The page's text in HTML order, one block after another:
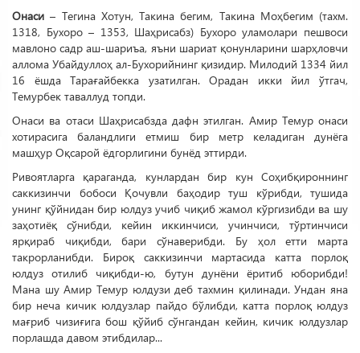
Онаси– Тегина Хотун, Такина бегим, Такина Моҳбегим (тахм.
1318, Бухоро – 1353, Шаҳрисабз) Бухоро уламолари пешвоси
мавлоно садр аш-шариъа, яъни шариат қонунларини шарҳловчи
аллома Убайдуллоҳ ал-Бухорийнинг қизидир. Милодий 1334 йил
16 ёшда Тарағайбекка узатилган. Орадан икки йил ўтгач,
Темурбек таваллуд топди.
Онаси ва отаси Шаҳрисабзда дафн этилган. Амир Темур онаси
хотирасига баландлиги етмиш бир метр келадиган дунёга
машҳур Оқсарой ёдгорлигини бунёд эттирди.
Ривоятларга қараганда, кунлардан бир кун Соҳибқироннинг
саккизинчи бобоси Қочувли баҳодир туш кўрибди, тушида
унинг қўйнидан бир юлдуз учиб чиқиб жамол кўргизибди ва шу
заҳотиёқ сўнибди, кейин иккинчиси, учинчиси, тўртинчиси
ярқираб чиқибди, бари сўнаверибди. Бу ҳол етти марта
такрорланибди. Бироқ саккизинчи мартасида катта порлоқ
юлдуз отилиб чиқибди-ю, бутун дунёни ёритиб юборибди!
Мана шу Амир Темур юлдузи деб тахмин қилинади. Ундан яна
бир неча кичик юлдузлар пайдо бўлибди, катта порлоқ юлдуз
мағриб чизиғига бош қўйиб сўнгандан кейин, кичик юлдузлар
порлашда давом этибдилар...